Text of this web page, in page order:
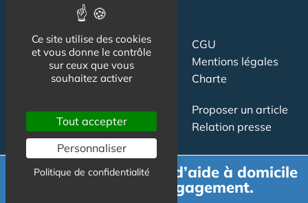
Suivez-nous
CGU
Mentions légales
Charte
Contact
Newsletter
Publicité
Proposer un article
Relation presse
Demande de devis d’aide à domicile
gratuit et sans engagement.
Ce site utilise des cookies
et vous donne le contrôle
sur ceux que vous
souhaitez activer
Tout accepter
Personnaliser
Politique de confidentialité